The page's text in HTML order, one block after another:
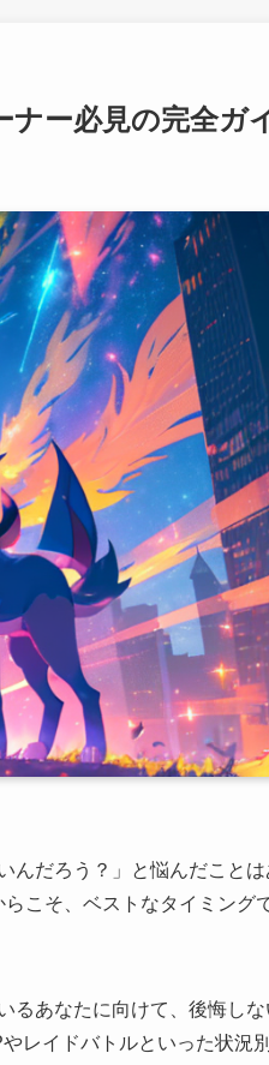
ー必見の完全ガ
んだろう？」と悩んだことは
こそ、ベストなタイミング
るあなたに向けて、後悔しな
レイドバトルといった状況